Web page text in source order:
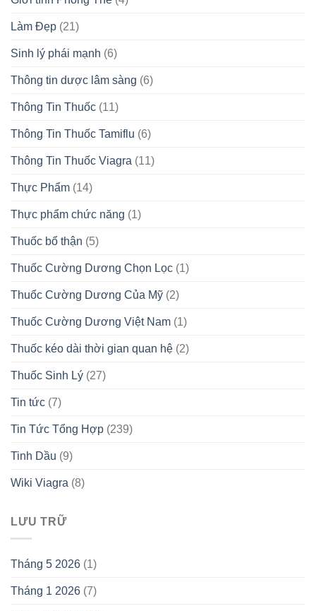
Làm Đẹp (21)
Sinh lý phái mạnh (6)
Thông tin dược lâm sàng (6)
Thông Tin Thuốc (11)
Thông Tin Thuốc Tamiflu (6)
Thông Tin Thuốc Viagra (11)
Thực Phẩm (14)
Thực phẩm chức năng (1)
Thuốc bổ thận (5)
Thuốc Cường Dương Chọn Lọc (1)
Thuốc Cường Dương Của Mỹ (2)
Thuốc Cường Dương Việt Nam (1)
Thuốc kéo dài thời gian quan hệ (2)
Thuốc Sinh Lý (27)
Tin tức (7)
Tin Tức Tổng Hợp (239)
Tinh Dầu (9)
Wiki Viagra (8)
LƯU TRỮ
Tháng 5 2026 (1)
Tháng 1 2026 (7)